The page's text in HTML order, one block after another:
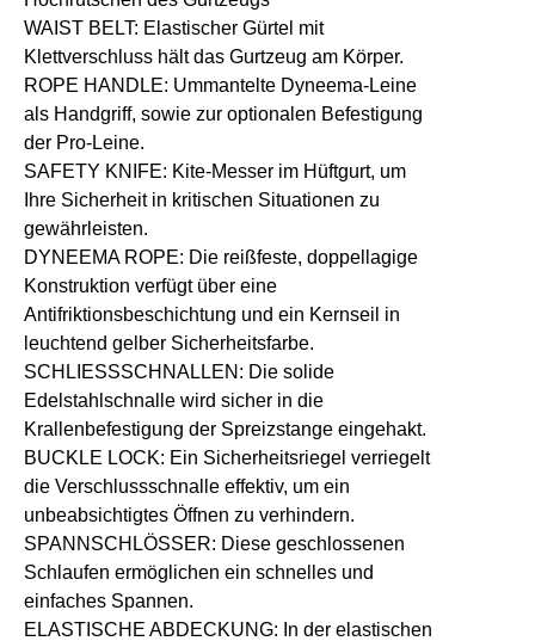
WAIST BELT: Elastischer Gürtel mit
Klettverschluss hält das Gurtzeug am Körper.
ROPE HANDLE: Ummantelte Dyneema-Leine
als Handgriff, sowie zur optionalen Befestigung
der Pro-Leine.
SAFETY KNIFE: Kite-Messer im Hüftgurt, um
Ihre Sicherheit in kritischen Situationen zu
gewährleisten.
DYNEEMA ROPE: Die reißfeste, doppellagige
Konstruktion verfügt über eine
Antifriktionsbeschichtung und ein Kernseil in
leuchtend gelber Sicherheitsfarbe.
SCHLIESSSCHNALLEN: Die solide
Edelstahlschnalle wird sicher in die
Krallenbefestigung der Spreizstange eingehakt.
BUCKLE LOCK: Ein Sicherheitsriegel verriegelt
die Verschlussschnalle effektiv, um ein
unbeabsichtigtes Öffnen zu verhindern.
SPANNSCHLÖSSER: Diese geschlossenen
Schlaufen ermöglichen ein schnelles und
einfaches Spannen.
ELASTISCHE ABDECKUNG: In der elastischen